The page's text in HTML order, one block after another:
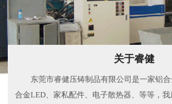
关于睿健
东莞市睿健压铸制品有限公司是一家铝合
合金LED、家私配件、电子散热器、等等，